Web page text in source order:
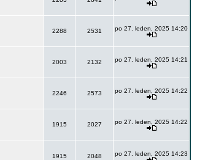
2288 2531 po 27. leden, 2025 14:20
2003 2132 po 27. leden, 2025 14:21
2246 2573 po 27. leden, 2025 14:22
1915 2027 po 27. leden, 2025 14:22
1915 2048 po 27. leden, 2025 14:23